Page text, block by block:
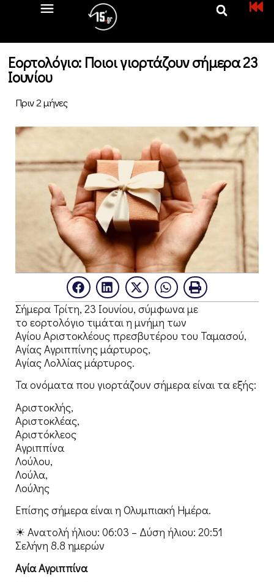
Εορτολόγιο: Ποιοι γιορτάζουν σήμερα 23
Ιουνίου
Πριν 2 μήνες
Σήμερα Τρίτη, 23 Ιουνίου, σύμφωνα με
το εορτολόγιο τιμάται η μνήμη των
Αγίου Αριστοκλέους πρεσβυτέρου του Ταμασού,
Αγίας Αγριππίνης μάρτυρος,
Αγίας Λολλίας μάρτυρος.
Τα ονόματα που γιορτάζουν σήμερα είναι τα εξής:
Αριστοκλής,
Αριστοκλέας,
Αριστόκλεος
Αγριππίνα
Λούλου,
Λούλα,
Λούλης
Επίσης σήμερα είναι η Ολυμπιακή Ημέρα.
☀ Ανατολή ήλιου: 06:03 – Δύση ήλιου: 20:51
Σελήνη 8.8 ημερών
Αγία Αγριππίνα